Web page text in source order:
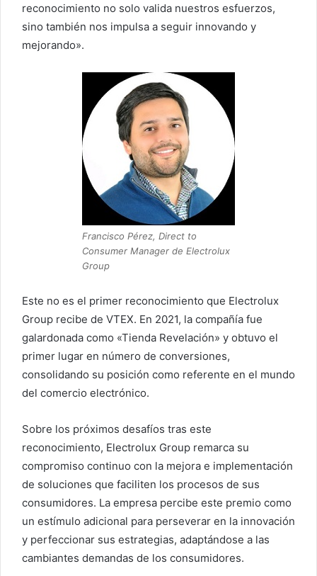
reconocimiento no solo valida nuestros esfuerzos,
sino también nos impulsa a seguir innovando y
mejorando».
Francisco Pérez, Direct to
Consumer Manager de Electrolux
Group
Este no es el primer reconocimiento que Electrolux
Group recibe de VTEX. En 2021, la compañía fue
galardonada como «Tienda Revelación» y obtuvo el
primer lugar en número de conversiones,
consolidando su posición como referente en el mundo
del comercio electrónico.
Sobre los próximos desafíos tras este
reconocimiento, Electrolux Group remarca su
compromiso continuo con la mejora e implementación
de soluciones que faciliten los procesos de sus
consumidores. La empresa percibe este premio como
un estímulo adicional para perseverar en la innovación
y perfeccionar sus estrategias, adaptándose a las
cambiantes demandas de los consumidores.